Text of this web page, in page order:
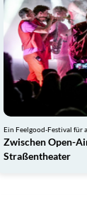
Ein Feelgood-Festival für
Zwischen Open-
Straßentheater